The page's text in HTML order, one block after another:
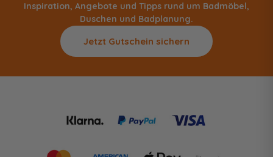
Inspiration, Angebote und Tipps rund um Badmöbel,
Duschen und Badplanung.
Jetzt Gutschein sichern